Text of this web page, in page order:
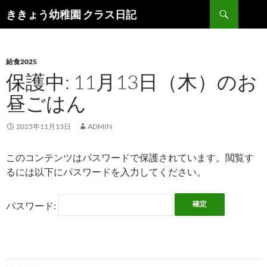
ききょう幼稚園 クラス日記
索
ン
ツ
へ
ス
キ
ッ
給食2025
保護中: 11月13日（木）のお
昼ごはん
2025年11月13日 ADMIN
このコンテンツはパスワードで保護されています。閲覧す
るには以下にパスワードを入力してください。
パスワード: